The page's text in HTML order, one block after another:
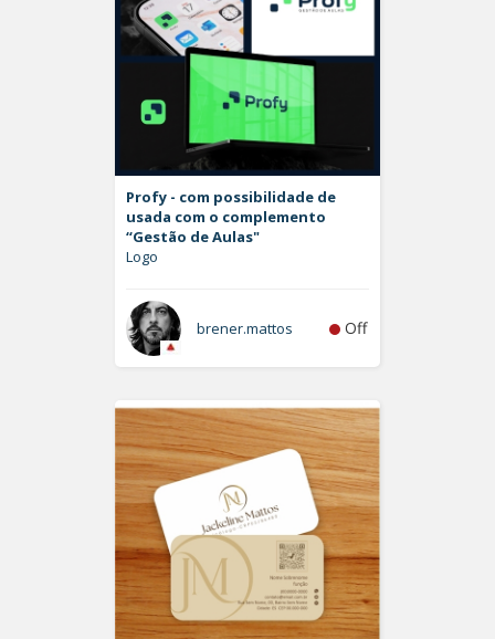
Profy - com possibilidade de
usada com o complemento
“Gestão de Aulas"
Logo
brener.mattos Off